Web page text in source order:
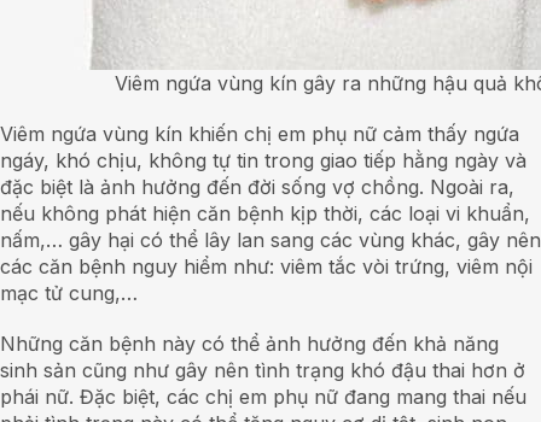
Viêm ngứa vùng kín gây ra những hậu quả
Viêm ngứa vùng kín khiến chị em phụ nữ cảm thấy ngứa
ngáy, khó chịu, không tự tin trong giao tiếp hằng ngày và
đặc biệt là ảnh hưởng đến đời sống vợ chồng. Ngoài ra,
nếu không phát hiện căn bệnh kịp thời, các loại vi khuẩn,
nấm,… gây hại có thể lây lan sang các vùng khác, gây nên
các căn bệnh nguy hiểm như: viêm tắc vòi trứng, viêm nội
mạc tử cung,…
Những căn bệnh này có thể ảnh hưởng đến khả năng
sinh sản cũng như gây nên tình trạng khó đậu thai hơn ở
phái nữ. Đặc biệt, các chị em phụ nữ đang mang thai nếu